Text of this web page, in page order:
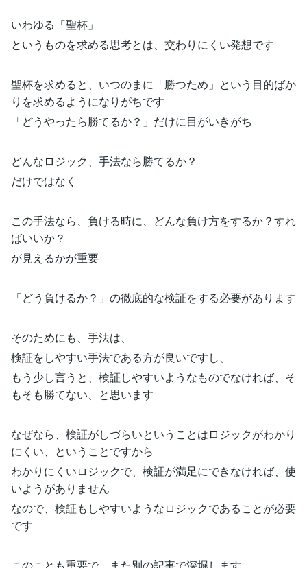
いわゆる「聖杯」
というものを求める思考とは、交わりにくい発想です
聖杯を求めると、いつのまに「勝つため」という目的ばか
りを求めるようになりがちです
「どうやったら勝てるか？」だけに目がいきがち
どんなロジック、手法なら勝てるか？
だけではなく
この手法なら、負ける時に、どんな負け方をするか？すれ
ばいいか？
が見えるかが重要
「どう負けるか？」の徹底的な検証をする必要があります
そのためにも、手法は、
検証をしやすい手法である方が良いですし、
もう少し言うと、検証しやすいようなものでなければ、そ
もそも勝てない、と思います
なぜなら、検証がしづらいということはロジックがわかり
にくい、ということですから
わかりにくいロジックで、検証が満足にできなければ、使
いようがありません
なので、検証もしやすいようなロジックであることが必要
です
このことも重要で、また別の記事で深堀します